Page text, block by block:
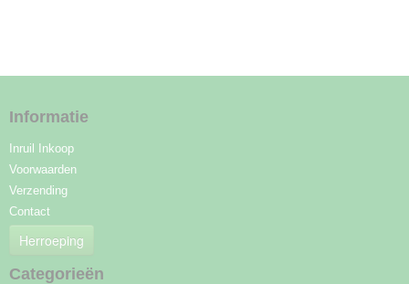
Informatie
Inruil Inkoop
Voorwaarden
Verzending
Contact
Herroeping
Categorieën